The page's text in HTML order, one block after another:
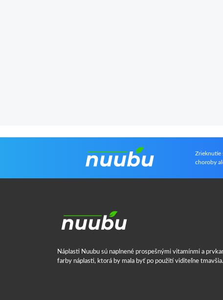
Zrieknutie
choroby
Náplasti Nuubu sú naplnené prospešnými vitamínmi a
farby náplasti, ktorá by mala byť po použití viditeľne